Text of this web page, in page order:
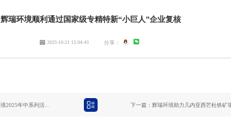
辉瑞环境顺利通过国家级专精特新“小巨人”企业复核
2025-10-21 15:04:43 分享：